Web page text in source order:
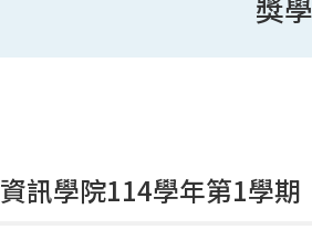
獎
資訊學院114學年第1學